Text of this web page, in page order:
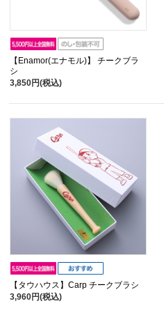
【Enamor(エナモル)】 チークブラ
シ
3,850円(税込)
【タウハウス】Carp チークブラシ
3,960円(税込)